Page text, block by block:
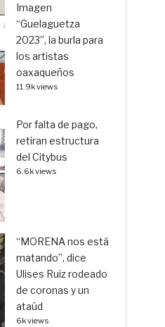
Imagen
“Guelaguetza
2023”, la burla para
los artistas
oaxaqueños
11.9k views
Por falta de pago,
retiran estructura
del Citybus
6.6k views
“MORENA nos está
matando”, dice
Ulises Ruiz rodeado
de coronas y un
ataúd
6k views